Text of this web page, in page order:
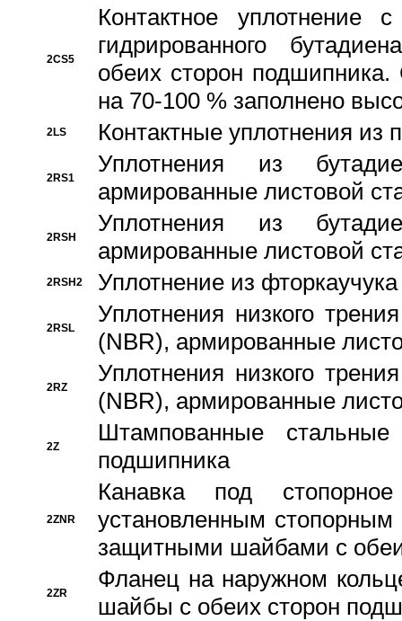
2CS5
Контактное уплотнение
гидрированного
обеих сторон
на 70-100 % заполнено
2LS Контактные уплотнения из
2RS1
Уплотнения из
армированные листовой
2RSH
Уплотнения из
армированные листовой
2RSH2 Уплотнение из
2RSL
Уплотнения низкого
(NBR), армированные
2RZ
Уплотнения низкого
(NBR), армированные
2Z
Штампованные
подшипника
2ZNR
Канавка под
установленным
защитными шайбами с
2ZR
Фланец на наружном
шайбы с обеих сторон